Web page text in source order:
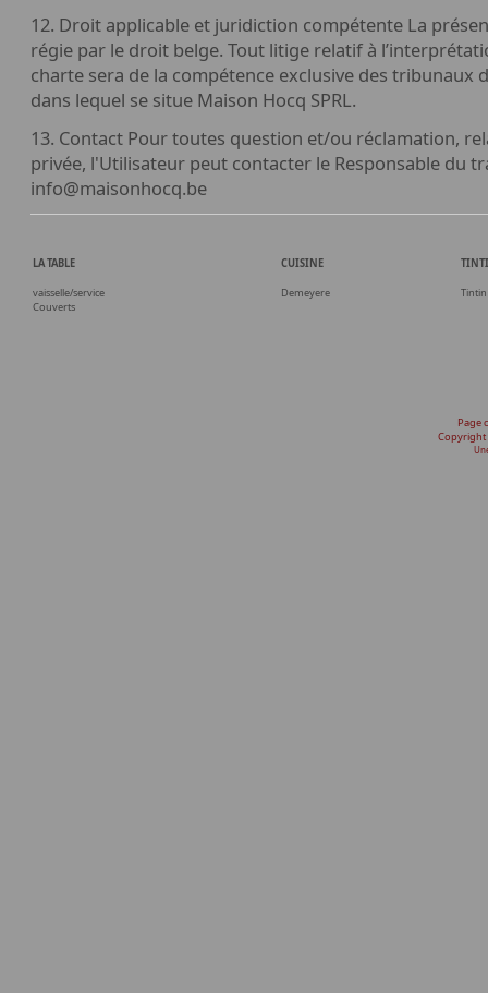
12. Droit applicable et juridiction compétente La
régie par le droit belge. Tout litige relatif à
charte sera de la compétence exclusive des tribunaux
dans lequel se situe Maison Hocq SPRL.
13. Contact Pour toutes question et/ou réclamation,
privée, l'Utilisateur peut contacter le Responsable du
info@maisonhocq.be
LA TABLE
vaisselle/service
Couverts
CUISINE
Demeyere Tintin
Page
Copyright